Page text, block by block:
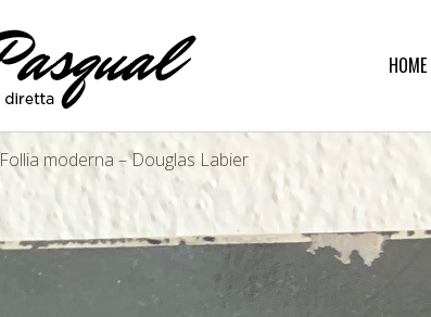
HOME
Follia moderna – Douglas Labier